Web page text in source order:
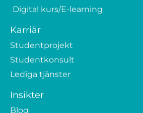
Digital kurs/E-learning
Karriär
Studentprojekt
Studentkonsult
Lediga tjänster
Insikter
Blog